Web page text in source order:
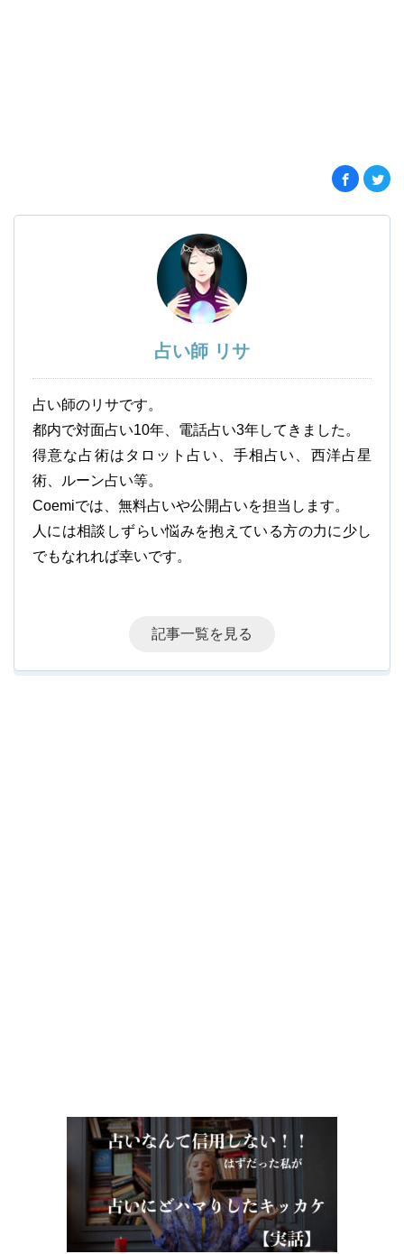
占い師 リサ
占い師のリサです。
都内で対面占い10年、電話占い3年してきました。
得意な占術はタロット占い、手相占い、西洋占星
術、ルーン占い等。
Coemiでは、無料占いや公開占いを担当します。
人には相談しずらい悩みを抱えている方の力に少し
でもなれれば幸いです。
記事一覧を見る